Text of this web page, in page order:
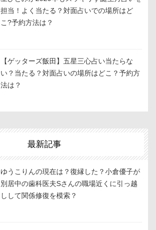
担当！よく当たる？対面占いでの場所はど
こ?予約方法は？
【ゲッターズ飯田】五星三心占い当たらな
い？当たる？対面占いの場所はどこ？予約方
法は？
最新記事
ゆうこりんの現在は？復縁した？小倉優子が
別居中の歯科医夫Sさんの職場近くに引っ越
しして関係修復を模索？